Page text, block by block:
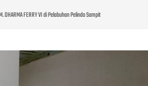
FERRY VI di Pelabuhan Pelindo Sampit